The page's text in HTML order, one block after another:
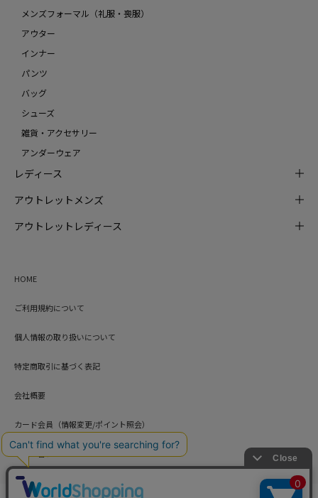
メンズフォーマル（礼服・喪服）
アウター
インナー
パンツ
バッグ
シューズ
雑貨・アクセサリー
アンダーウェア
レディース
アウトレットメンズ
アウトレットレディース
HOME
ご利用規約について
個人情報の取り扱いについて
特定商取引に基づく表記
会社概要
カード会員（情報変更/ポイント照会）